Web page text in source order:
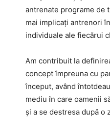
antrenate programe de
mai implicați antrenori
individuale ale fiecărui
Am contribuit la
concept împreuna cu
început, având
mediu în care oamenii
și a se destresa după o